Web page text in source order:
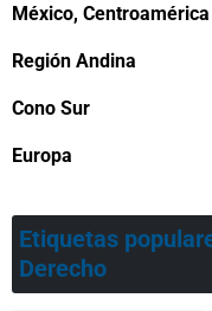
México,
Región Andina
Cono Sur
Europa
Etiquetas
Derecho